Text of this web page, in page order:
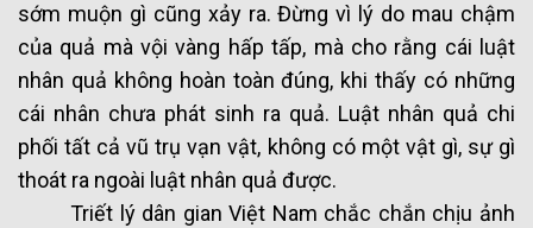
sớm muộn gì cũng xảy ra. Đừng vì lý do mau chậm
của quả mà vội vàng hấp tấp, mà cho rằng cái luật
nhân quả không hoàn toàn đúng, khi thấy có những
cái nhân chưa phát sinh ra quả. Luật nhân quả chi
phối tất cả vũ trụ vạn vật, không có một vật gì, sự gì
thoát ra ngoài luật nhân quả được.
Triết lý dân gian Việt Nam chắc chắn chịu ảnh